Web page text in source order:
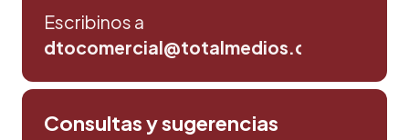
Escribinos a
dtocomercial@totalmedios.com
Consultas y sugerencias